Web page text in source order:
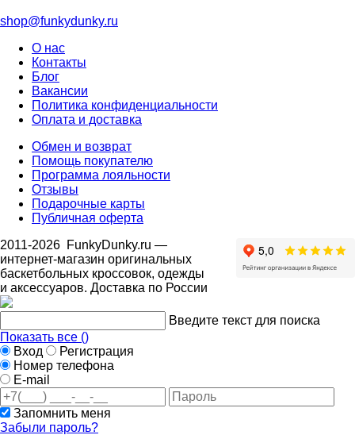
shop@funkydunky.ru
О нас
Контакты
Блог
Вакансии
Политика конфиденциальности
Оплата и доставка
Обмен и возврат
Помощь покупателю
Программа лояльности
Отзывы
Подарочные карты
Публичная оферта
2011-2026 FunkyDunky.ru —
интернет-магазин оригинальных
баскетбольных кроссовок, одежды
и аксессуаров. Доставка по России
Введите текст для поиска
Показать все ()
Вход
Регистрация
Номер телефона
E-mail
Запомнить меня
Забыли пароль?